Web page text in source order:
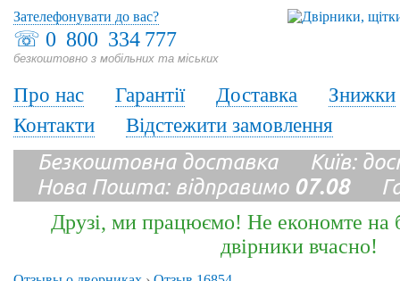
☏ 0 800 334 777
безкоштовно з мобільних та міських
Зателефонувати до вас?
Про нас Гарантії Доставка
Знижки
Контакти
Відстежити замовлення
Безкоштовна доставка Київ:
Нова Пошта: відправимо 07.08
Друзі, ми працюємо! Не економте на
двірники вчасно!